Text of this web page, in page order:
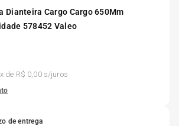
Dianteira Cargo Cargo 650Mm
578452 Valeo
x de R$ 0,00s/juros
de entrega